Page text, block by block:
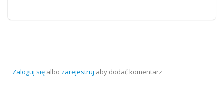
Zaloguj się albo zarejestruj aby dodać komentarz